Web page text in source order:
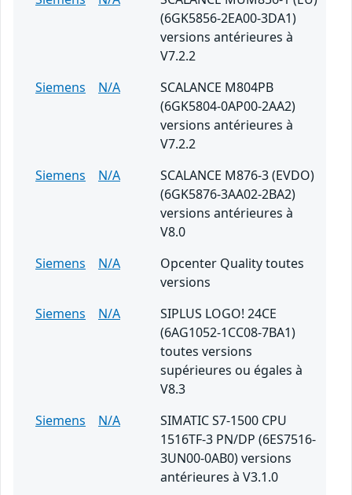
(6GK5856-2EA00-3DA1)
versions antérieures à
V7.2.2
Siemens
N/A
SCALANCE M804PB
(6GK5804-0AP00-2AA2)
versions antérieures à
V7.2.2
Siemens
N/A
SCALANCE M876-3 (EVDO)
(6GK5876-3AA02-2BA2)
versions antérieures à
V8.0
Siemens
N/A
Opcenter Quality toutes
versions
Siemens
N/A
SIPLUS LOGO! 24CE
(6AG1052-1CC08-7BA1)
toutes versions
supérieures ou égales à
V8.3
Siemens
N/A
SIMATIC S7-1500 CPU
1516TF-3 PN/DP (6ES7516-
3UN00-0AB0) versions
antérieures à V3.1.0